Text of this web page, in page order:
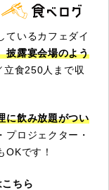
ているカフェダイ
披露宴会場のよう
立食250人まで収
に飲み放題がつい
プロジェクター・
OKです！
ちら